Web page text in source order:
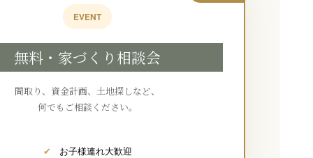
EVENT
無料・家づくり相談会
間取り、資金計画、土地探しなど、
何でもご相談ください。
✔ お子様連れ大歓迎